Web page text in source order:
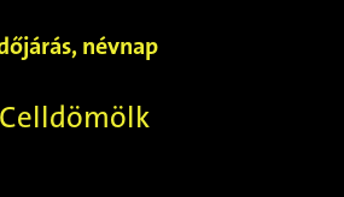
névnap
Celldömölk